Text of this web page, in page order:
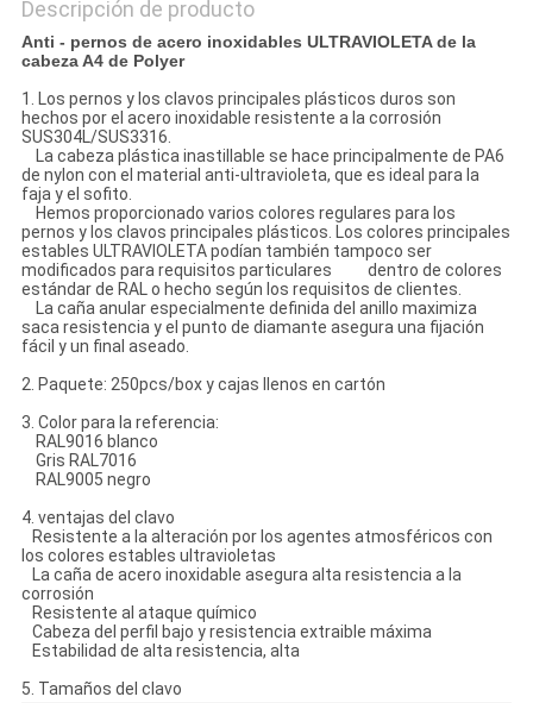
Descripción de producto
Anti - pernos de acero inoxidables ULTRAVIOLETA de la
cabeza A4 de Polyer
1. Los pernos y los clavos principales plásticos duros son
hechos por el acero inoxidable resistente a la corrosión
SUS304L/SUS3316.
La cabeza plástica inastillable se hace principalmente de PA6
de nylon con el material anti-ultravioleta, que es ideal para la
faja y el sofito.
Hemos proporcionado varios colores regulares para los
pernos y los clavos principales plásticos. Los colores principales
estables ULTRAVIOLETA podían también tampoco ser
modificados para requisitos particulares dentro de colores
estándar de RAL o hecho según los requisitos de clientes.
La caña anular especialmente definida del anillo maximiza
saca resistencia y el punto de diamante asegura una fijación
fácil y un final aseado.
2. Paquete: 250pcs/box y cajas llenos en cartón
3. Color para la referencia:
RAL9016 blanco
Gris RAL7016
RAL9005 negro
4. ventajas del clavo
Resistente a la alteración por los agentes atmosféricos con
los colores estables ultravioletas
La caña de acero inoxidable asegura alta resistencia a la
corrosión
Resistente al ataque químico
Cabeza del perfil bajo y resistencia extraible máxima
Estabilidad de alta resistencia, alta
5. Tamaños del clavo